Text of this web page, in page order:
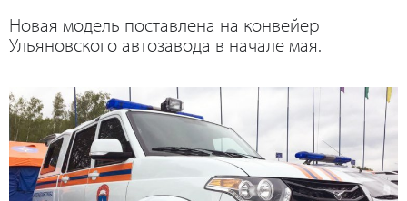
Новая модель поставлена на конвейер
Ульяновского автозавода в начале мая.